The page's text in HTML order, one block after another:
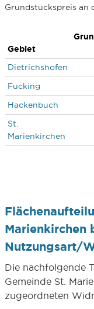
Grundstückspreis an
Gebiet
Dietrichshofen
Fucking
Hackenbuch
St.
Marienkirchen
Marienkirchen
Nutzungsart/
Die nachfolgende
Gemeinde St.
zugeordneten